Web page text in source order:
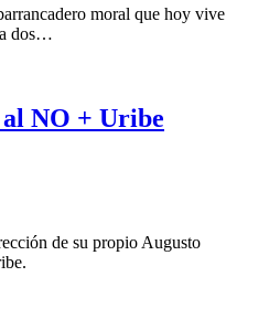
moral que hoy vive
dos…
NO + Uribe
de su propio Augusto